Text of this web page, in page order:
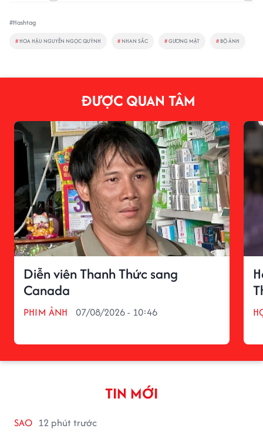
#Hashtag
# HOA HẬU NGUYỄN NGỌC QUỲNH # NHAN SẮC #GƯƠNG MẶT # BỘ ẢNH
ĐƯỢC QUAN TÂM
Diễn viên Thanh Thức sang
Canada
PHIM ẢNH 07/08/2026 - 10:46
TIN MỚI
SAO 12 phút trước